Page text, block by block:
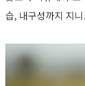
습, 내구성까지 지